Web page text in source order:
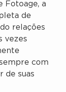
Fotoage, a
de
relações
vezes
com
de suas